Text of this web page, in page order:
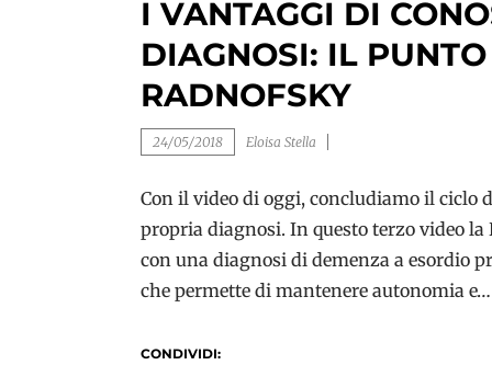
I VANTAGGI DI
DIAGNOSI: IL
RADNOFSKY
24/05/2018 Eloisa Stella
Con il video di oggi, concludiamo il ciclo
propria diagnosi. In questo terzo video la
con una diagnosi di demenza a esordio
che permette di mantenere autonomia e…
CONDIVIDI: